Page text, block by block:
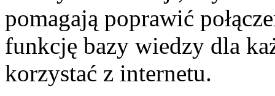
pomagają poprawić
funkcję bazy wiedzy dla
korzystać z internetu.